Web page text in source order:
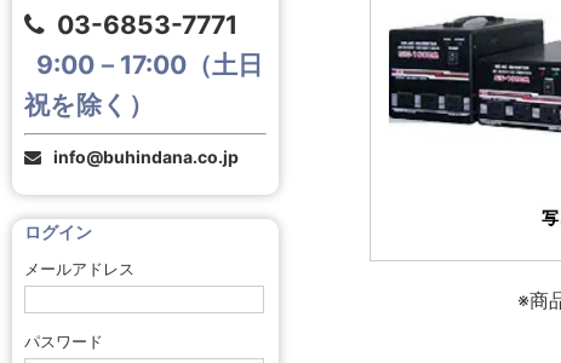
03-6853-7771
9:00－17:00（土日
祝を除く）
info@buhindana.co.jp
ログイン
メールアドレス
パスワード
※商